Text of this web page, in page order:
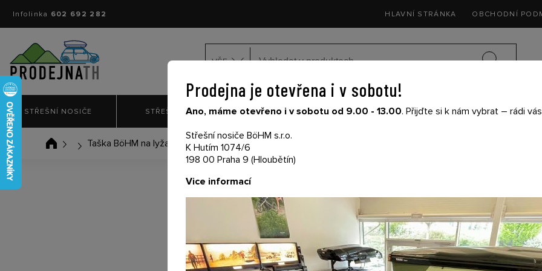
Infolinka 602 692 282 HLAVNÍ STRÁNKA OBCHODNÍ
VŠE
STŘEŠNÍ NOSIČE STŘEŠNÍ BOXY NOSIČE NA KOLA DĚTSKÉ KOČÁRKY
SEDAČKY DO
THULE
Taška BöHM na lyžařské boty a helmu 2v1
A HELMU 2V1
Cena s DPH:
Prodejna je otevřena i v sobotu!
Ano, máme otevřeno i v sobotu od 9.00 - 13.00. Přijďte si k nám vybrat – rádi
Střešní nosiče BöHM s.r.o.
K Hutím 1074/6
198 00 Praha 9 (Hloubětín)
Vice informací